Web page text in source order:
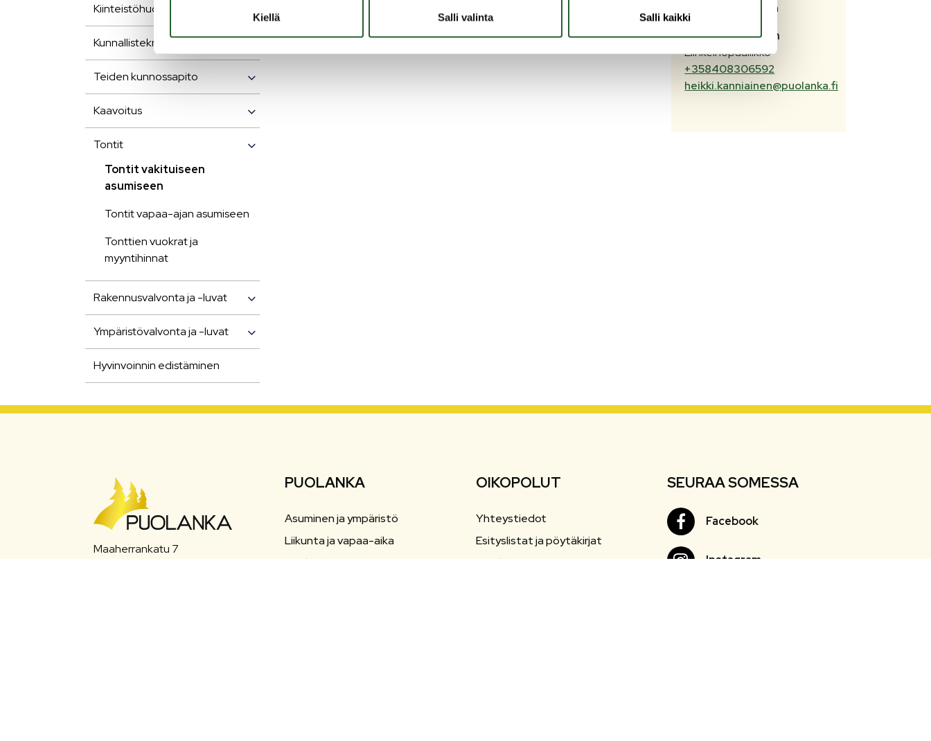
Kiellä Salli valinta Salli kaikki
Kiinteistöhuolto
Kunnallistekniikka
Teiden kunnossapito
Kaavoitus
Tontit
Tontit vakituiseen
asumiseen
Tontit vapaa-ajan asumiseen
Tonttien vuokrat ja
myyntihinnat
Rakennusvalvonta ja -luvat
Ympäristövalvonta ja -luvat
Hyvinvoinnin edistäminen
Puolangan kunnan voimassa olevat kaavat löydät täältä.
elinkeinopäälliköltä
HeikkiKanniainen
Elinkeinopäällikkö
+358408306592
heikki.kanniainen@puolanka.fi
Maaherrankatu 7
PUOLANKA
Asuminen ja ympäristö
Liikunta ja vapaa-aika
Matkailu
OIKOPOLUT
Yhteystiedot
Esityslistat ja pöytäkirjat
Ajankohtaista
SEURAA SOMESSA
FacebookFacebook
Instagram